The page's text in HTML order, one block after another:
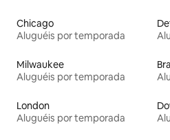
Chicago
Aluguéis por temporada
Milwaukee
Aluguéis por temporada
London
Aluguéis por temporada